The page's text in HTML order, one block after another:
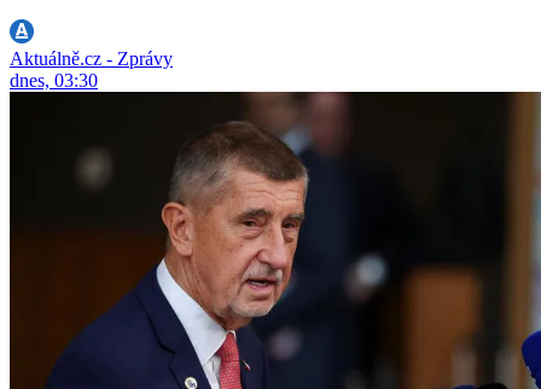
Aktuálně.cz - Zprávy
dnes, 03:30